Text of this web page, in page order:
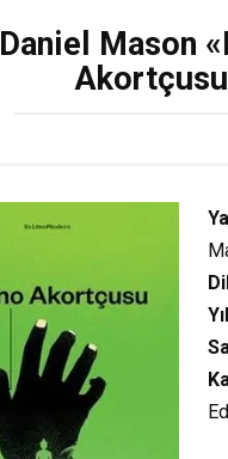
Daniel Mason